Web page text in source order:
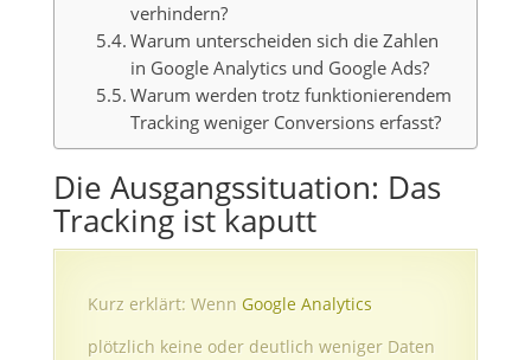
verhindern?
Warum unterscheiden sich die Zahlen
in Google Analytics und Google Ads?
Warum werden trotz funktionierendem
Tracking weniger Conversions erfasst?
Die Ausgangssituation: Das
Tracking ist kaputt
Kurz erklärt: Wenn Google Analytics
plötzlich keine oder deutlich weniger Daten